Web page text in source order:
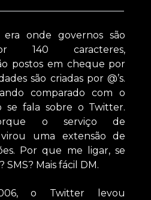
onde governos são
140 caracteres,
postos em cheque por
são criadas por @’s.
comparado com o
se fala sobre o Twitter.
o serviço de
uma extensão de
Por que me ligar, se
Mais fácil DM.
o Twitter levou